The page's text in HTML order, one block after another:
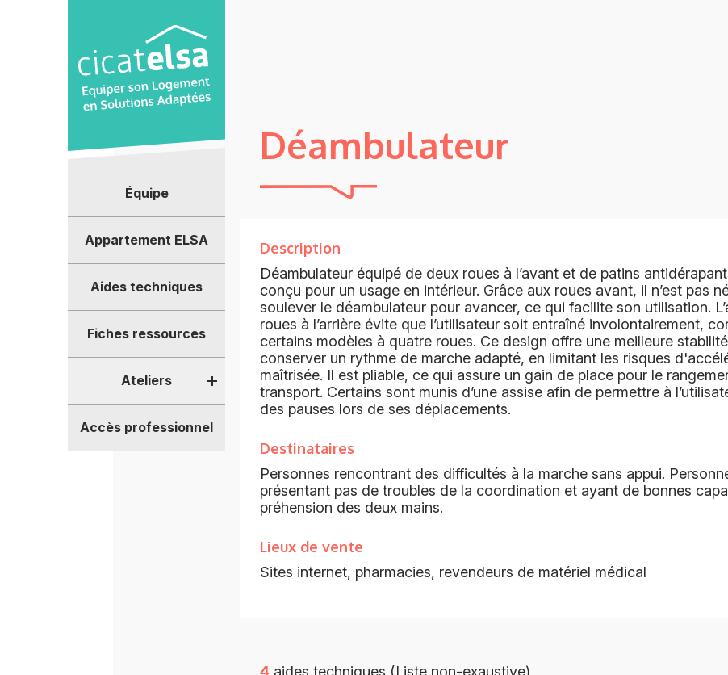
Équipe
Appartement ELSA
Aides techniques
Fiches ressources
Ateliers
Accès professionnel
Déambulateur
Description
Déambulateur équipé de deux roues à l’avant et de patins
conçu pour un usage en intérieur. Grâce aux roues avant, il n’est pas
soulever le déambulateur pour avancer, ce qui facilite son utilisation.
roues à l’arrière évite que l’utilisateur soit entraîné involontairement,
certains modèles à quatre roues. Ce design offre une meilleure
conserver un rythme de marche adapté, en limitant les risques
maîtrisée. Il est pliable, ce qui assure un gain de place pour le
transport. Certains sont munis d’une assise afin de permettre à
des pauses lors de ses déplacements.
Destinataires
Personnes rencontrant des difficultés à la marche sans appui.
présentant pas de troubles de la coordination et ayant de bonnes
préhension des deux mains.
Lieux de vente
Sites internet, pharmacies, revendeurs de matériel médical
4 aides techniques (Liste non-exaustive)